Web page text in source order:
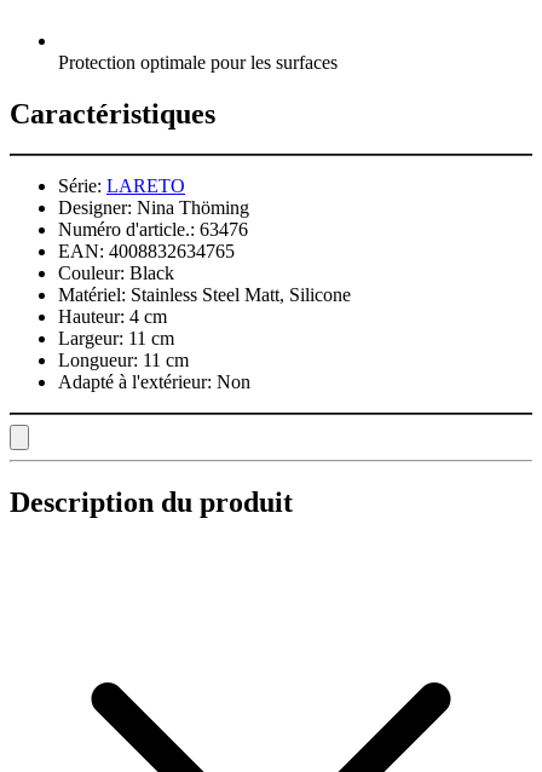
Protection optimale pour les surfaces
Caractéristiques
Série: LARETO
Designer: Nina Thöming
Numéro d'article.: 63476
EAN: 4008832634765
Couleur: Black
Matériel: Stainless Steel Matt, Silicone
Hauteur: 4 cm
Largeur: 11 cm
Longueur: 11 cm
Adapté à l'extérieur: Non
Description du produit